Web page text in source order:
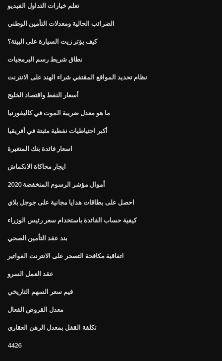
تعلم خيارات التداول الفيديو
الضرائب الحالية ومعدلات التأمين الوطني
كيف يؤثر زيت السيارة على البيئة؟
نطاق شريط رسم البرمجيات
نظام تحديد المواقع المقتفي شراء الهند على الانترنت
أسعار النفط واقتصاد الخليج
ما هو معدل ضريبة الموت في كاليفورنيا
أكبر احتياطيات نفطية مثبتة في أفريقيا
اسعار فائدة بنك المتغيرة
ايجار محاكاة الانكماش
أموال مؤشر الرسوم المنخفضة 2020
احصل على بطاقات هدايا مجانية على جوجل بلاي
كيفية حساب الفائدة باستخدام سعر رئيس الوزراء
بند عقد التأمين الصحي
اتفاقية مكافحة التصحر على الانترنت الفواتير
عقد العمل السرو
قيم سعر السهم التاريخي
معدل القروض الفعال
تكلفة القفل بمعدل الرهن العقاري
4426